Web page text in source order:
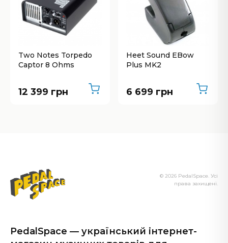
Two Notes Torpedo
Captor 8 Ohms
12 399 грн
Heet Sound EBow
Plus MK2
6 699 грн
PedalSpace — український інтернет-
© 2026 PedalSpace. Усі
права захищені.